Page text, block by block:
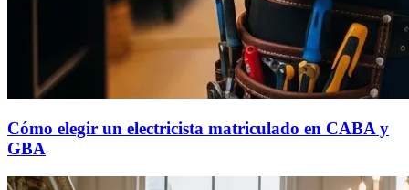
Cómo elegir un electricista matriculado en CABA y
GBA